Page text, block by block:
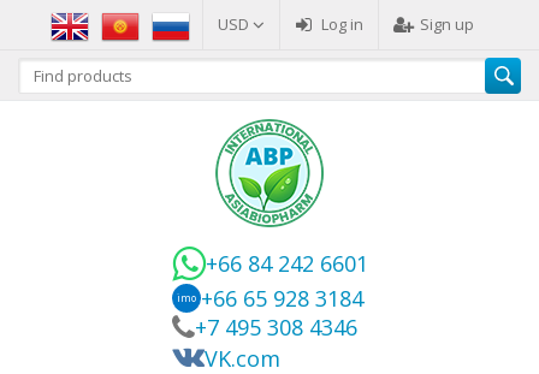
USD Log in Sign up
+66 84 242 6601
imo +66 65 928 3184
+7 495 308 4346
VK.com